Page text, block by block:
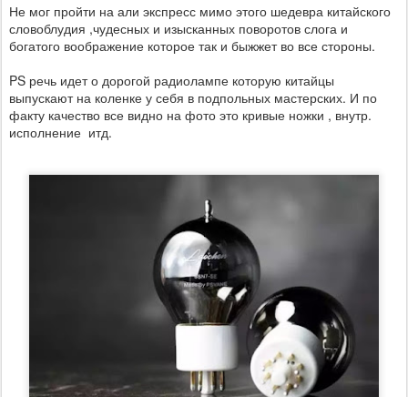
Не мог пройти на али экспресс мимо этого шедевра китайского
словоблудия ,чудесных и изысканных поворотов слога и
богатого воображение которое так и быжжет во все стороны.
PS речь идет о дорогой радиолампе которую китайцы
выпускают на коленке у себя в подпольных мастерских. И по
факту качество все видно на фото это кривые ножки , внутр.
исполнение итд.